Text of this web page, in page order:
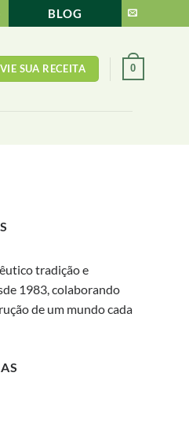
BLOG
SUA RECEITA 0
tradição e
1983, colaborando
de um mundo cada